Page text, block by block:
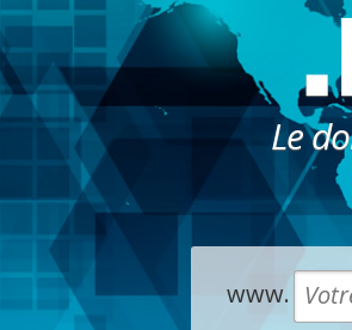
Le
www.